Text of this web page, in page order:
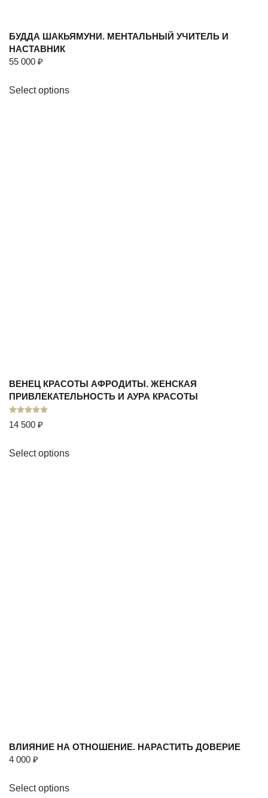
БУДДА ШАКЬЯМУНИ. МЕНТАЛЬНЫЙ УЧИТЕЛЬ И
НАСТАВНИК
55 000 ₽
Select options
ВЕНЕЦ КРАСОТЫ АФРОДИТЫ. ЖЕНСКАЯ
ПРИВЛЕКАТЕЛЬНОСТЬ И АУРА КРАСОТЫ
14 500 ₽
Select options
ВЛИЯНИЕ НА ОТНОШЕНИЕ. НАРАСТИТЬ ДОВЕРИЕ
4 000 ₽
Select options